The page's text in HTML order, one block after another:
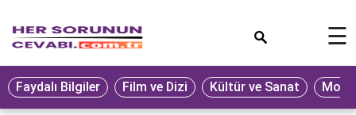
Eğitim
Ekonomi
☰
Faydalı Bilgiler Film ve Dizi Kültür ve Sanat